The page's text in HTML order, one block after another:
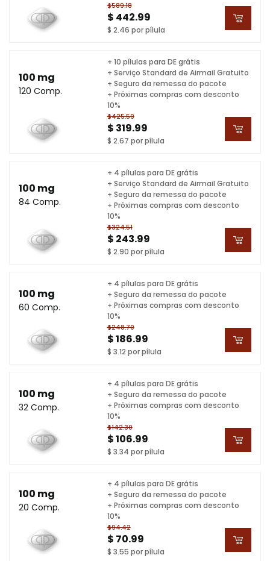
$589.18
$ 442.99
$ 2.46 por pílula
100 mg
120 Comp.
$425.59
$ 319.99
$ 2.67 por pílula
+ 10 pílulas para DE grátis
+ Serviço Standard de Airmail Gratuito
+ Seguro da remessa do pacote
+ Próximas compras com desconto
10%
100 mg
84 Comp.
$324.51
$ 243.99
$ 2.90 por pílula
+ 4 pílulas para DE grátis
+ Serviço Standard de Airmail Gratuito
+ Seguro da remessa do pacote
+ Próximas compras com desconto
10%
100 mg
60 Comp.
$248.70
$ 186.99
$ 3.12 por pílula
+ 4 pílulas para DE grátis
+ Seguro da remessa do pacote
+ Próximas compras com desconto
10%
100 mg
32 Comp.
$142.30
$ 106.99
$ 3.34 por pílula
+ 4 pílulas para DE grátis
+ Seguro da remessa do pacote
+ Próximas compras com desconto
10%
100 mg
20 Comp.
$94.42
$ 70.99
$ 3.55 por pílula
+ 4 pílulas para DE grátis
+ Seguro da remessa do pacote
+ Próximas compras com desconto
10%